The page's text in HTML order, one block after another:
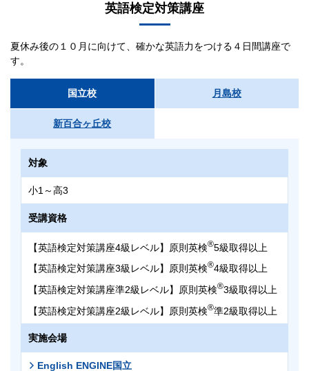
英語検定対策講座
夏休み後の１０月に向けて、確かな英語力をつける４日間講座で
す。
国立校 月島校
新百合ヶ丘校
対象
小1～高3
受講資格
【英語検定対策講座4級レベル】原則英検®5級取得以上
【英語検定対策講座3級レベル】原則英検®4級取得以上
【英語検定対策講座準2級レベル】原則英検®3級取得以上
【英語検定対策講座2級レベル】原則英検®準2級取得以上
実施会場
English ENGINE国立